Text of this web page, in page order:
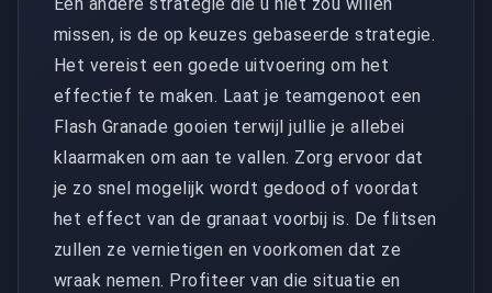
missen, is de op keuzes gebaseerde strategie.
Het vereist een goede uitvoering om het
effectief te maken. Laat je teamgenoot een
Flash Granade gooien terwijl jullie je allebei
klaarmaken om aan te vallen. Zorg ervoor dat
je zo snel mogelijk wordt gedood of voordat
het effect van de granaat voorbij is. De flitsen
zullen ze vernietigen en voorkomen dat ze
wraak nemen. Profiteer van die situatie en